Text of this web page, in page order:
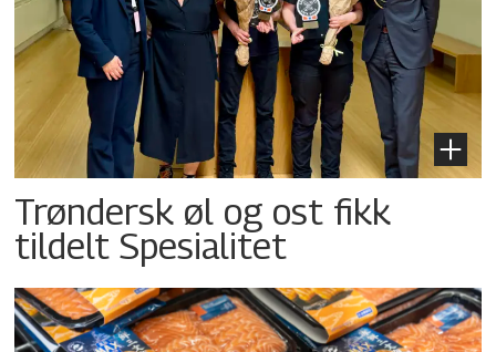
Trøndersk øl og ost fikk
tildelt Spesialitet